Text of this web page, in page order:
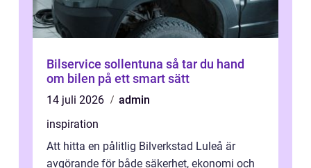
Bilservice sollentuna så tar du hand
om bilen på ett smart sätt
14 juli 2026
admin
inspiration
Att hitta en pålitlig Bilverkstad Luleå är
avgörande för både säkerhet, ekonomi och